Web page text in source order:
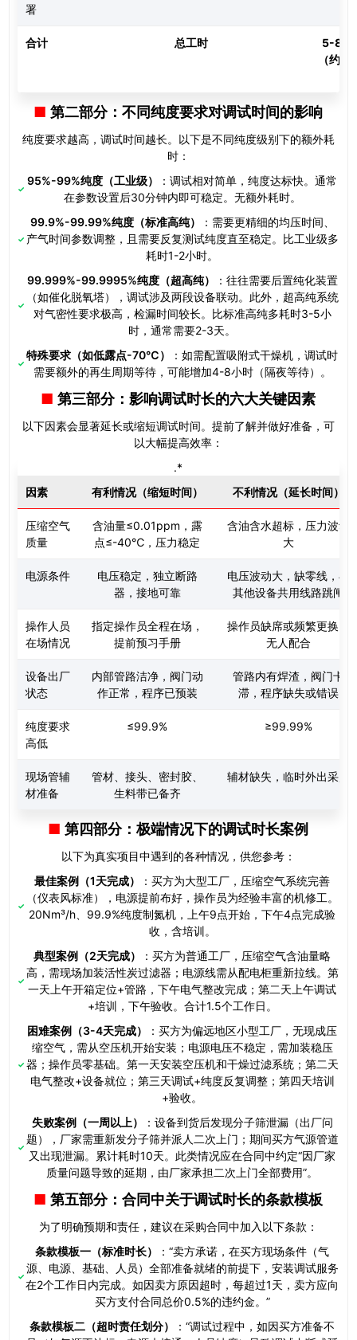
署
合计 总工时
5-8小
（约1
第二部分：不同纯度要求对调试时间的影响
纯度要求越高，调试时间越长。以下是不同纯度级别下的额外耗
时：
95%-99%纯度（工业级）
：调试相对简单，纯度达标快。通常
在参数设置后30分钟内即可稳定。无额外耗时。
99.9%-99.99%纯度（标准高纯）
：需要更精细的均压时间、
产气时间参数调整，且需要反复测试纯度直至稳定。比工业级多
耗时1-2小时。
99.999%-99.9995%纯度（超高纯）
：往往需要后置纯化装置
（如催化脱氧塔），调试涉及两段设备联动。此外，超高纯系统
对气密性要求极高，检漏时间较长。比标准高纯多耗时3-5小
时，通常需要2-3天。
特殊要求（如低露点-70℃）
：如需配置吸附式干燥机，调试时
需要额外的再生周期等待，可能增加4-8小时（隔夜等待）。
第三部分：影响调试时长的六大关键因素
以下因素会显著延长或缩短调试时间。提前了解并做好准备，可
以大幅提高效率：
.*
因素
有利情况（缩短时间） 不利情况（延长时间）
压缩空气
质量
含油量≤0.01ppm，露
点≤-40℃，压力稳定
含油含水超标，压力波动
大
电源条件
电压稳定，独立断路
器，接地可靠
电压波动大，缺零线，与
其他设备共用线路跳闸
操作人员
在场情况
指定操作员全程在场，
提前预习手册
操作员缺席或频繁更换，
无人配合
设备出厂
状态
内部管路洁净，阀门动
作正常，程序已预装
管路内有焊渣，阀门卡
滞，程序缺失或错误
纯度要求
高低
≤99.9% ≥99.99%
现场管辅
材准备
管材、接头、密封胶、
生料带已备齐
辅材缺失，临时外出采购
第四部分：极端情况下的调试时长案例
以下为真实项目中遇到的各种情况，供您参考：
最佳案例（1天完成）
：买方为大型工厂，压缩空气系统完善
（仪表风标准），电源提前布好，操作员为经验丰富的机修工。
20Nm³/h、99.9%纯度制氮机，上午9点开始，下午4点完成验
收，含培训。
典型案例（2天完成）
：买方为普通工厂，压缩空气含油量略
高，需现场加装活性炭过滤器；电源线需从配电柜重新拉线。第
一天上午开箱定位+管路，下午电气整改完成；第二天上午调试
+培训，下午验收。合计1.5个工作日。
困难案例（3-4天完成）
：买方为偏远地区小型工厂，无现成压
缩空气，需从空压机开始安装；电源电压不稳定，需加装稳压
器；操作员零基础。第一天安装空压机和干燥过滤系统；第二天
电气整改+设备就位；第三天调试+纯度反复调整；第四天培训
+验收。
失败案例（一周以上）
：设备到货后发现分子筛泄漏（出厂问
题），厂家需重新发分子筛并派人二次上门；期间买方气源管道
又出现泄漏。累计耗时10天。此类情况应在合同中约定“因厂家
质量问题导致的延期，由厂家承担二次上门全部费用”。
第五部分：合同中关于调试时长的条款模板
为了明确预期和责任，建议在采购合同中加入以下条款：
条款模板一（标准时长）
：“卖方承诺，在买方现场条件（气
源、电源、基础、人员）全部准备就绪的前提下，安装调试服务
在2个工作日内完成。如因卖方原因超时，每超过1天，卖方应向
买方支付合同总价0.5%的违约金。”
条款模板二（超时责任划分）
：“调试过程中，如因买方准备不